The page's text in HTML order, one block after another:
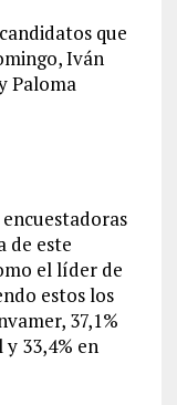
que
Iván
Paloma
de este
el líder de
estos los
37,1%
33,4% en